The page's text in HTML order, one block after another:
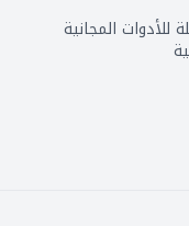
المجانية